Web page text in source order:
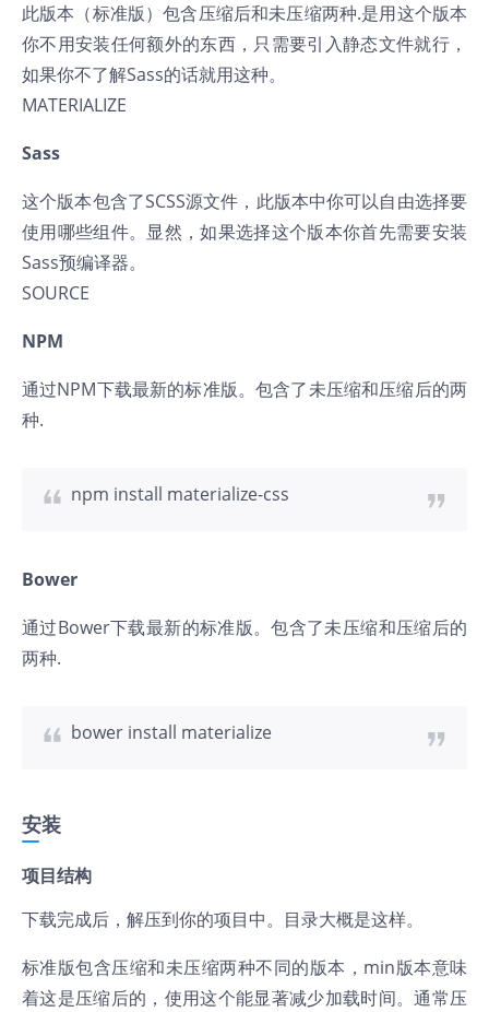
此版本（标准版）包含压缩后和未压缩两种.是用这个版本
你不用安装任何额外的东西，只需要引入静态文件就行，
如果你不了解Sass的话就用这种。
MATERIALIZE
Sass
这个版本包含了SCSS源文件，此版本中你可以自由选择要
使用哪些组件。显然，如果选择这个版本你首先需要安装
Sass预编译器。
SOURCE
NPM
通过NPM下载最新的标准版。包含了未压缩和压缩后的两
种.
npm install materialize-css
Bower
通过Bower下载最新的标准版。包含了未压缩和压缩后的
两种.
bower install materialize
安装
项目结构
下载完成后，解压到你的项目中。目录大概是这样。
标准版包含压缩和未压缩两种不同的版本，min版本意味
着这是压缩后的，使用这个能显著减少加载时间。通常压